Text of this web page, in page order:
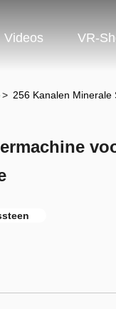
Videos VR-
> 256 Kanalen